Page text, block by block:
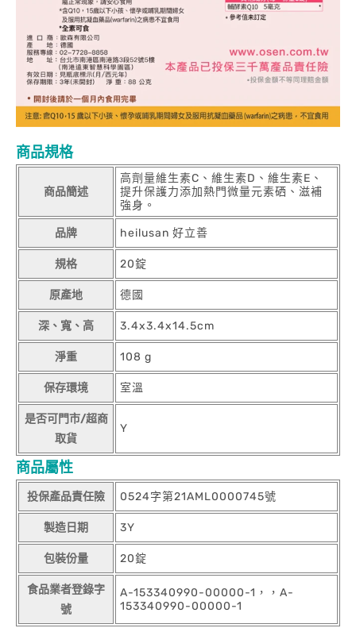
商品規格
商品簡述
高劑量維生素C、維生素D、維生素E、
提升保護力添加熱門微量元素硒、滋補
強身。
品牌 heilusan 好立善
規格 20錠
原產地 德國
深、寬、高 3.4x3.4x14.5cm
淨重 108 g
保存環境 室溫
是否可門市/超商
取貨
Y
商品屬性
投保產品責任險 0524字第21AML0000745號
製造日期 3Y
包裝份量 20錠
食品業者登錄字
號
A-153340990-00000-1，，A-
153340990-00000-1